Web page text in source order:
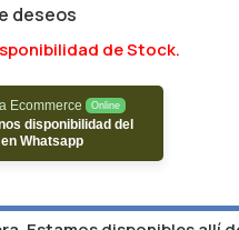
deseos
de Stock.
Ecommerce Online
disponibilidad del
Whatsapp